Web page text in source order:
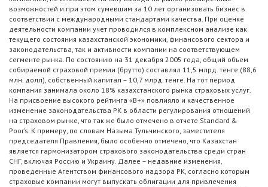
возможностей и при этом сумевшим за 10 лет организовать бизнес в
соответствии с международными стандартами качества. При оценке
деятельности компании учет проводился в комплексном анализе как
текущего состояния казахстанской экономики, финансового сектора и
законодательства, так и активности компании на соответствующем
сегменте рынка. По состоянию на 31 декабря 2005 года, общий объем
собираемой страховой премии (брутто) составлял 11,5 млрд. тенге (88,6
млн. долл), собственный капитал – 10,7 млрд. тенге. На тот период
компания занимала около 18% казахстанского рынка страховых услуг.
На присвоение высокого рейтинга «В+» повлияло и качественное
изменение законодательства РК в области регулирования отношений
на страховом рынке, что так же было отмечено в отчете Standard &
Poor’s. К примеру, по словам Назыма Тульчинского, заместителя
председателя Правления, было особенно отмечено, что Казахстан
является гармонизатором страхового законодательства среди стран
СНГ, включая Россию и Украину. Далее – недавние изменения,
проведенные Агентством финансового надзора РК, согласно которым
страховые компании могут выпускать облигации для привлечения